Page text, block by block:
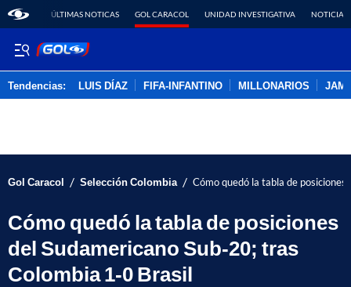
ÚLTIMAS NOTICAS GOL CARACOL UNIDAD INVESTIGATIVA NOTICIAS
Tendencias: LUIS DÍAZ FIFA-INFANTINO MILLONARIOS
Gol Caracol / Selección Colombia / Cómo quedó la tabla de
Cómo quedó la tabla de posiciones
del Sudamericano Sub-20; tras
Colombia 1-0 Brasil